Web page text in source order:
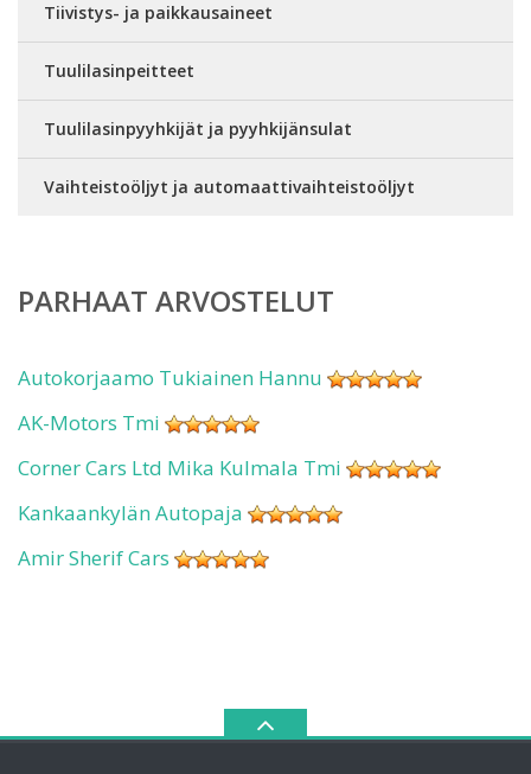
Tiivistys- ja paikkausaineet
Tuulilasinpeitteet
Tuulilasinpyyhkijät ja pyyhkijänsulat
Vaihteistoöljyt ja automaattivaihteistoöljyt
PARHAAT ARVOSTELUT
Autokorjaamo Tukiainen Hannu
AK-Motors Tmi
Corner Cars Ltd Mika Kulmala Tmi
Kankaankylän Autopaja
Amir Sherif Cars